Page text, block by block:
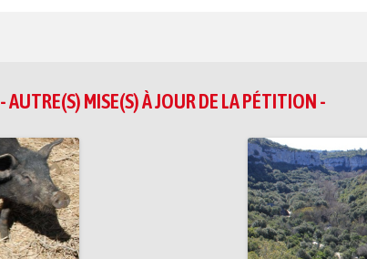
- AUTRE(S) MISE(S) À JOUR DE LA PÉTITION -